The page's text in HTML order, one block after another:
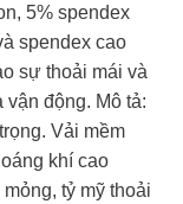
5% spendex
spendex cao
sự thoải mái và
động. Mô tả:
Vải mềm
khí cao
tỷ mỹ thoải